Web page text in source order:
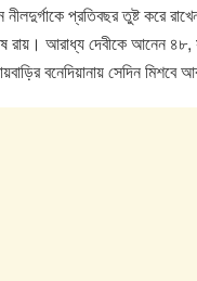
প্রতিবছর তুষ্ট করে
রায়। আরাধ্য দেবীকে আনেন ৪৮,
বনেদিয়ানায় সেদিন